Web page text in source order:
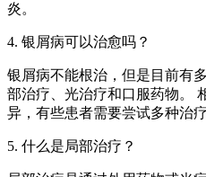
炎。
4. 银屑病可以治愈吗？
银屑病不能根治，但是目前有
部治疗、光治疗和口服药物。
异，有些患者需要尝试多种治
5. 什么是局部治疗？